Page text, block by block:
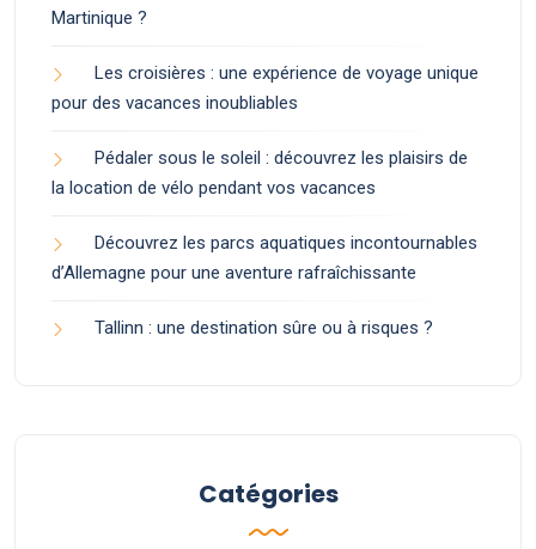
Martinique ?
Les croisières : une expérience de voyage unique
pour des vacances inoubliables
Pédaler sous le soleil : découvrez les plaisirs de
la location de vélo pendant vos vacances
Découvrez les parcs aquatiques incontournables
d’Allemagne pour une aventure rafraîchissante
Tallinn : une destination sûre ou à risques ?
Catégories